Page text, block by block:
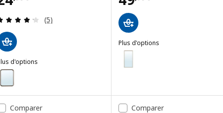
Révision: 4.2 hors de 5 étoiles. Nombre total de
(5)
d'options
: DVÄRGSYREN, Miroir, plaqué noyer, 28x37 cm
Plus d'options
NYPONBUSKE
Option : NYPONBUSKE, Miroir,
Comparer Comparer